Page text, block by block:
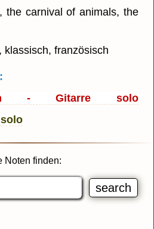
the carnival of animals, the
klassisch, französisch
- Gitarre solo
Noten finden: